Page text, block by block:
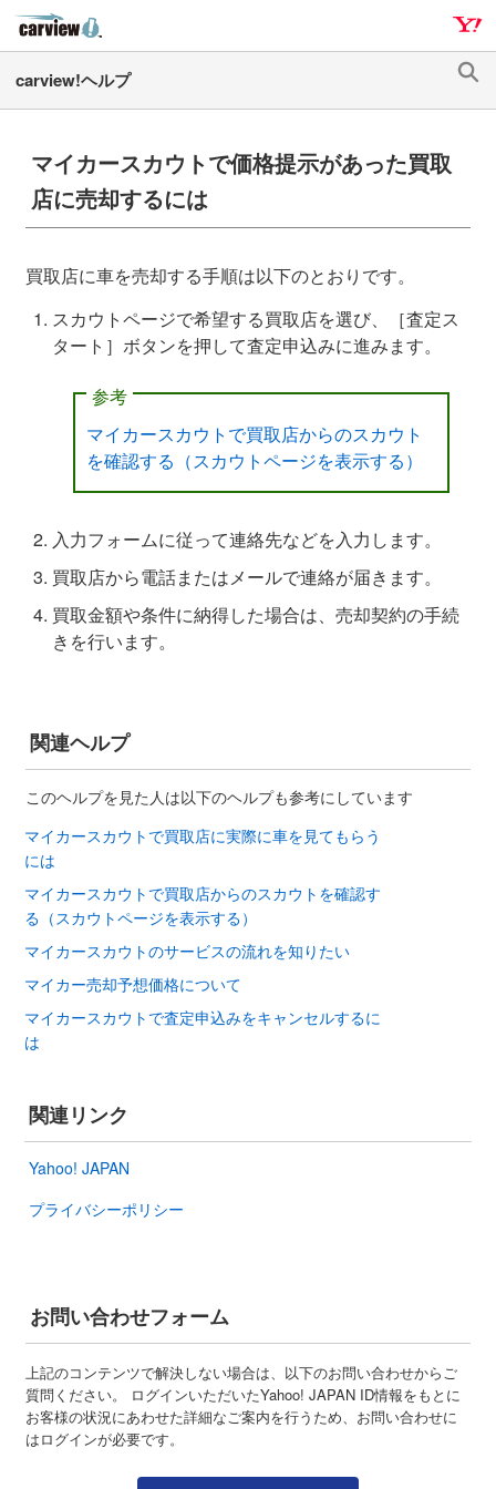
ナ
ビ
ゲ
ー
キ
ッ
メ
イ
ン
コ
ス
キ
マイカースカウトで価格提示があった買取
店に売却するには
買取店に車を売却する手順は以下のとおりです。
スカウトページで希望する買取店を選び、［査定ス
タート］ボタンを押して査定申込みに進みます。
参考
マイカースカウトで買取店からのスカウト
を確認する（スカウトページを表示する）
入力フォームに従って連絡先などを入力します。
買取店から電話またはメールで連絡が届きます。
買取金額や条件に納得した場合は、売却契約の手続
きを行います。
関連ヘルプ
このヘルプを見た人は以下のヘルプも参考にしています
マイカースカウトで買取店に実際に車を見てもらう
には
マイカースカウトで買取店からのスカウトを確認す
る（スカウトページを表示する）
マイカースカウトのサービスの流れを知りたい
マイカー売却予想価格について
マイカースカウトで査定申込みをキャンセルするに
は
関連リンク
Yahoo! JAPAN
プライバシーポリシー
お問い合わせフォーム
上記のコンテンツで解決しない場合は、以下のお問い合わせからご
質問ください。 ログインいただいたYahoo! JAPAN ID情報をもとに
お客様の状況にあわせた詳細なご案内を行うため、お問い合わせに
はログインが必要です。